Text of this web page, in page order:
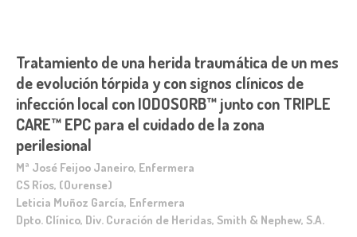
Tratamiento de una herida traumática de un mes
de evolución tórpida y con signos clínicos de
infección local con IODOSORB™ junto con TRIPLE
CARE™ EPC para el cuidado de la zona
perilesional
Mª José Feijoo Janeiro, Enfermera
CS Ríos, (Ourense)
Leticia Muñoz García, Enfermera
Dpto. Clínico, Div. Curación de Heridas, Smith & Nephew, S.A.